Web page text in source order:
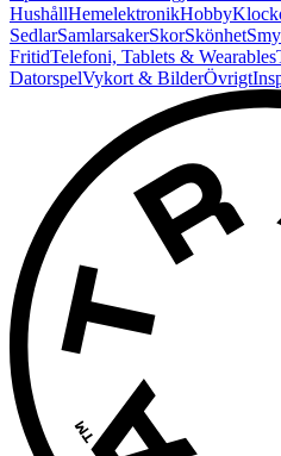
HushållHemelektronikHobby
SedlarSamlarsakerSkorSkönhet
FritidTelefoni, Tablets & Wearables
DatorspelVykort & BilderÖvrigt